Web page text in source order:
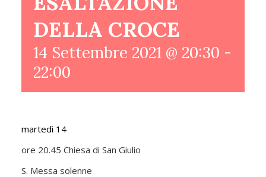
DELLA CROCE
14 Settembre 2021 @ 20:30 -
22:00
martedì 14
ore 20.45 Chiesa di San Giulio
S. Messa solenne